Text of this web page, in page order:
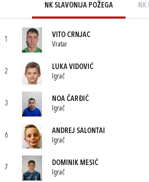
NK SLAVONIJA POŽEGA NK
1
VITO CRNJAC
Vratar
2
LUKA VIDOVIĆ
Igrač
3
NOA ČARĐIĆ
Igrač
6
ANDREJ SALONTAI
Igrač
7
DOMINIK MESIĆ
Igrač